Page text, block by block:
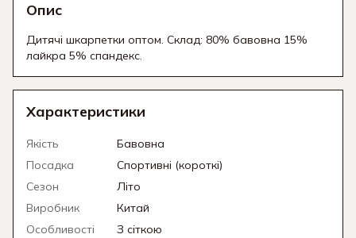
Опис
Дитячі шкарпетки оптом. Склад: 80% бавовна 15%
лайкра 5% спандекс.
Характеристики
Якість
Бавовна
Посадка
Спортивні (короткі)
Сезон
Літо
Виробник
Китай
Особливості
З сіткою